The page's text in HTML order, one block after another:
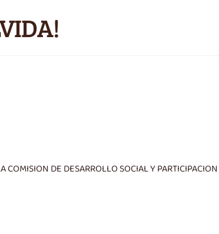
COMISION DE DESARROLLO SOCIAL Y